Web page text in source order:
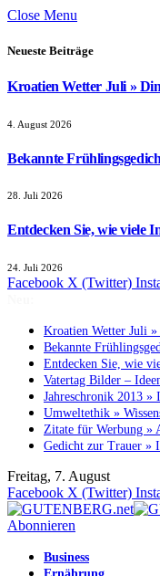
Close Menu
Neueste Beiträge
Kroatien Wetter Juli »
4. August 2026
Bekannte
28. Juli 2026
Entdecken Sie, wie viele
24. Juli 2026
Facebook X (Twitter)
Kroatien Wetter Juli
Bekannte
Entdecken Sie, wie
Vatertag Bilder –
Jahreschronik 2013 »
Umweltethik »
Zitate für Werbung »
Gedicht zur Trauer »
Freitag, 7. August
Facebook X (Twitter)
Abonnieren
Business
Ernährung